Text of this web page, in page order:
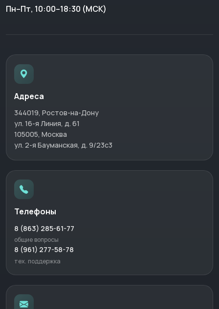
Пн–Пт, 10:00–18:30 (МСК)
Адреса
344019, Ростов-на-Дону
ул. 16-я Линия, д. 61
105005, Москва
ул. 2-я Бауманская, д. 9/23с3
Телефоны
8 (863) 285-61-77
общие вопросы
8 (961) 277-58-78
тех. поддержка